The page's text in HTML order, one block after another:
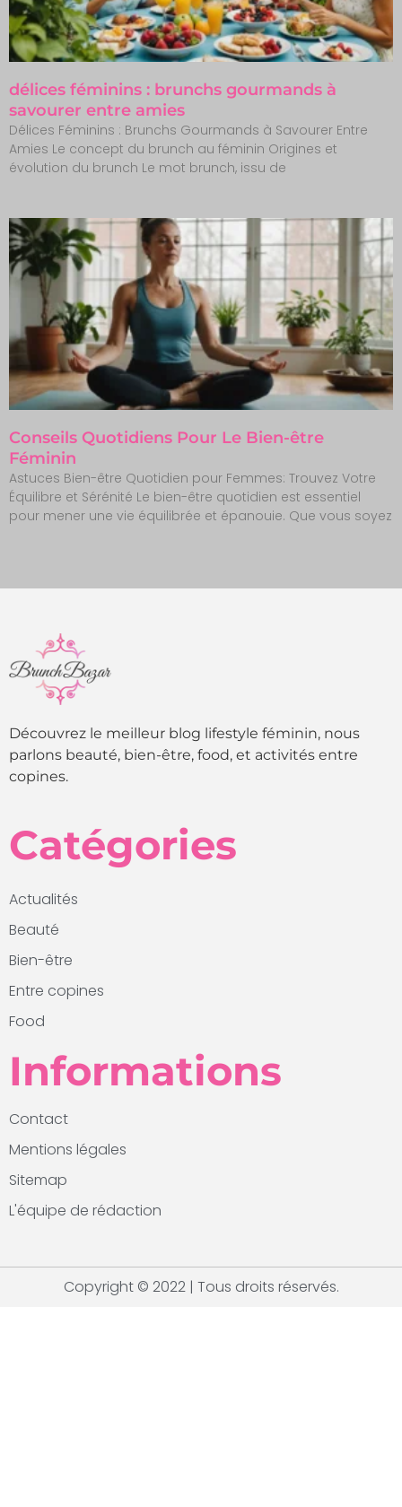
délices féminins : brunchs gourmands à
savourer entre amies
Délices Féminins : Brunchs Gourmands à Savourer Entre
Amies Le concept du brunch au féminin Origines et
évolution du brunch Le mot brunch, issu de
Conseils Quotidiens Pour Le Bien-être
Féminin
Astuces Bien-être Quotidien pour Femmes: Trouvez Votre
Équilibre et Sérénité Le bien-être quotidien est essentiel
pour mener une vie équilibrée et épanouie. Que vous soyez
Découvrez le meilleur blog lifestyle féminin, nous
parlons beauté, bien-être, food, et activités entre
copines.
Catégories
Actualités
Beauté
Bien-être
Entre copines
Food
Informations
Contact
Mentions légales
Sitemap
L'équipe de rédaction
Copyright © 2022 | Tous droits réservés.